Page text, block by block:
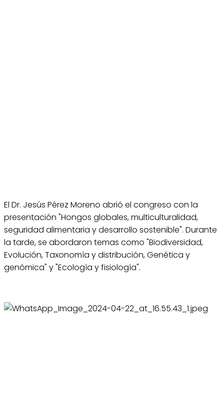
El Dr. Jesús Pérez Moreno abrió el congreso con la
presentación "Hongos globales, multiculturalidad,
seguridad alimentaria y desarrollo sostenible". Durante
la tarde, se abordaron temas como "Biodiversidad,
Evolución, Taxonomía y distribución, Genética y
genómica" y "Ecología y fisiología".